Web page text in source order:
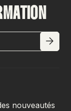
nouveautés